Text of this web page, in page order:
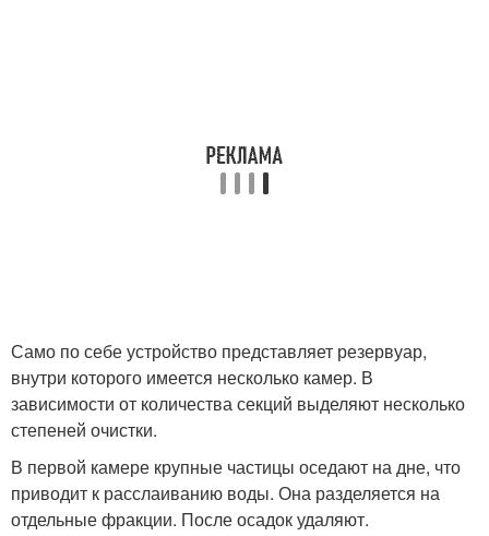
Само по себе устройство представляет резервуар,
внутри которого имеется несколько камер. В
зависимости от количества секций выделяют несколько
степеней очистки.
В первой камере крупные частицы оседают на дне, что
приводит к расслаиванию воды. Она разделяется на
отдельные фракции. После осадок удаляют.